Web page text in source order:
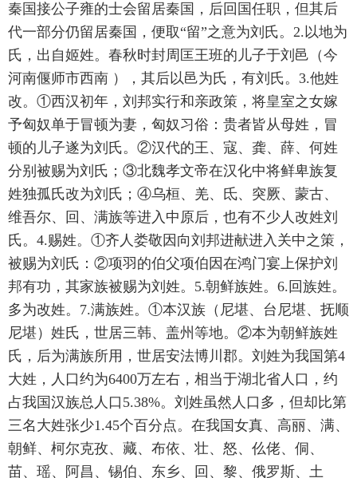
秦国接公子雍的士会留居秦国，后回国任职，但其后
代一部分仍留居秦国，便取“留”之意为刘氏。2.以地为
氏，出自姬姓。春秋时封周匡王班的儿子于刘邑（今
河南偃师市西南 ），其后以邑为氏，有刘氏。3.他姓
改。①西汉初年，刘邦实行和亲政策，将皇室之女嫁
予匈奴单于冒顿为妻，匈奴习俗：贵者皆从母姓，冒
顿的儿子遂为刘氏。②汉代的王、寇、龚、薛、何姓
分别被赐为刘氏；③北魏孝文帝在汉化中将鲜卑族复
姓独孤氏改为刘氏；④乌桓、羌、氐、突厥、蒙古、
维吾尔、回、满族等进入中原后，也有不少人改姓刘
氏。4.赐姓。①齐人娄敬因向刘邦进献进入关中之策，
被赐为刘氏：②项羽的伯父项伯因在鸿门宴上保护刘
邦有功，其家族被赐为刘姓。5.朝鲜族姓。6.回族姓。
多为改姓。7.满族姓。①本汉族（尼堪、台尼堪、抚顺
尼堪）姓氏，世居三韩、盖州等地。②本为朝鲜族姓
氏，后为满族所用，世居安法博川郡。刘姓为我国第4
大姓，人口约为6400万左右，相当于湖北省人口，约
占我国汉族总人口5.38%。刘姓虽然人口多，但却比第
三名大姓张少1.45个百分点。在我国女真、高丽、满、
朝鲜、柯尔克孜、藏、布依、壮、怒、仫佬、侗、
苗、瑶、阿昌、锡伯、东乡、回、黎、俄罗斯、土